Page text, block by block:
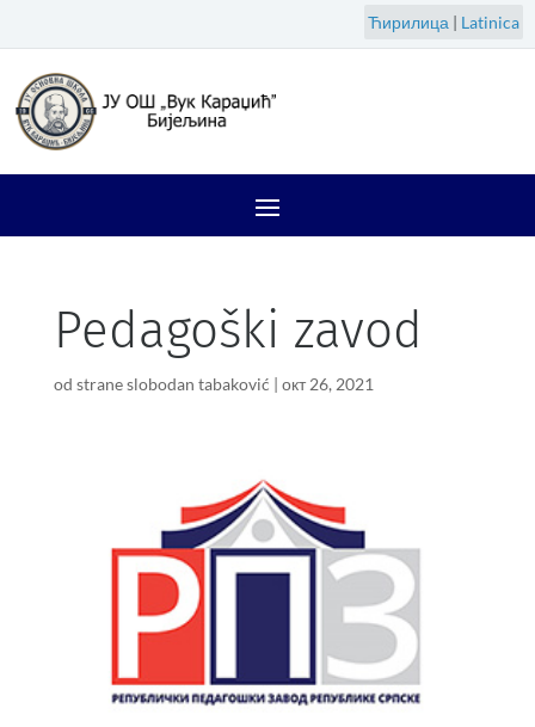
Ћирилица | Latinica
Pedagoški zavod
od straneslobodan tabaković | окт 26, 2021